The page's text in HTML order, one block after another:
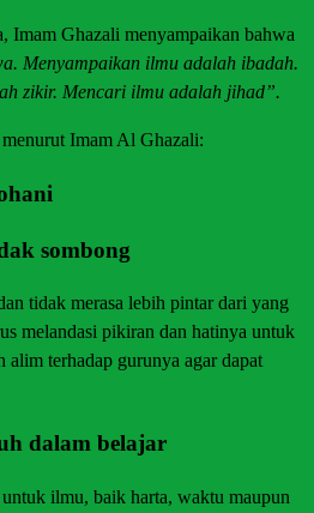
Imam Ghazali menyampaikan bahwa
Menyampaikan ilmu adalah ibadah.
zikir. Mencari ilmu adalah jihad”.
Imam Al Ghazali:
sombong
tidak merasa lebih pintar dari yang
melandasi pikiran dan hatinya untuk
alim terhadap gurunya agar dapat
dalam belajar
ilmu, baik harta, waktu maupun